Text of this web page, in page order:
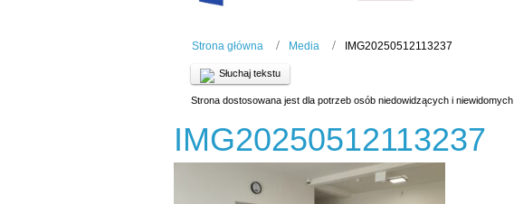
Strona główna Media IMG20250512113237
Słuchaj tekstu
Strona dostosowana jest dla potrzeb osób niedowidzących i niewidomych.
IMG20250512113237